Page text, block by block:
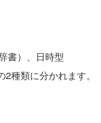
書）、日時型
種類に分かれます。